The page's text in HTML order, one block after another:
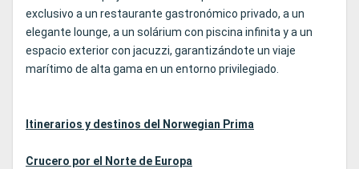
exclusivo a un restaurante gastronómico privado, a un
elegante lounge, a un solárium con piscina infinita y a un
espacio exterior con jacuzzi, garantizándote un viaje
marítimo de alta gama en un entorno privilegiado.
Itinerarios y destinos del Norwegian Prima
Crucero por el Norte de Europa